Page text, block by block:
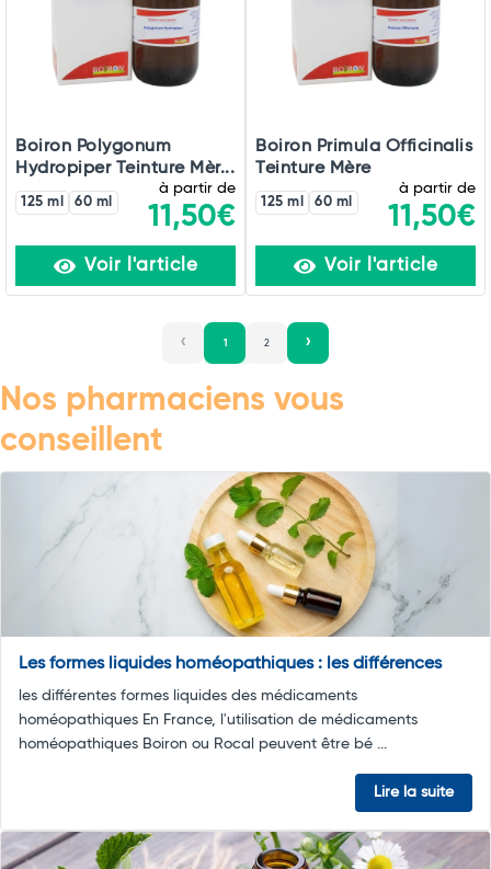
Boiron Polygonum
Hydropiper Teinture Mèr...
125 ml 60 ml
à partir de
11,50€
Voir l'article
Boiron Primula Officinalis
Teinture Mère
125 ml 60 ml
à partir de
11,50€
Voir l'article
1 2
Nos pharmaciens vous
conseillent
Les formes liquides homéopathiques : les différences
les différentes formes liquides des médicaments
homéopathiques En France, l'utilisation de médicaments
homéopathiques Boiron ou Rocal peuvent être bé ...
Lire la suite